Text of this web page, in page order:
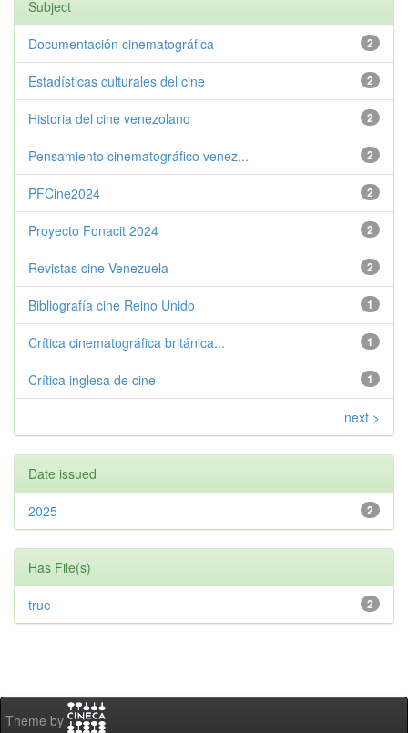
Subject
2
Documentación cinematográfica
2
Estadísticas culturales del cine
2
Historia del cine venezolano
2
Pensamiento cinematográfico venez...
2
PFCine2024
2
Proyecto Fonacit 2024
2
Revistas cine Venezuela
1
Bibliografía cine Reino Unido
1
Crítica cinematográfica británica...
1
Crítica inglesa de cine
next >
Date issued
2
2025
Has File(s)
2
true
Theme by